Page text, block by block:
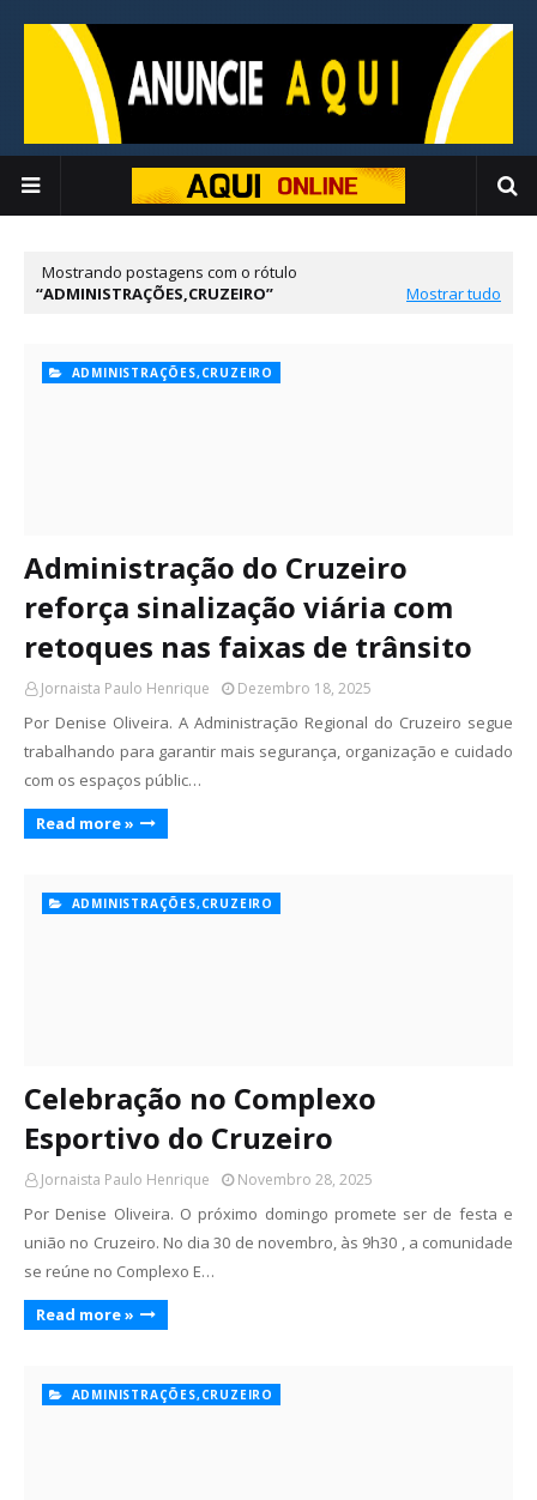
Mostrando postagens com o rótulo
ADMINISTRAÇÕES,CRUZEIRO
Mostrar tudo
ADMINISTRAÇÕES,CRUZEIRO
Administração do Cruzeiro
reforça sinalização viária com
retoques nas faixas de trânsito
Jornaista Paulo Henrique Dezembro 18, 2025
Por Denise Oliveira. A Administração Regional do Cruzeiro segue
trabalhando para garantir mais segurança, organização e cuidado
com os espaços públic…
Read more »
ADMINISTRAÇÕES,CRUZEIRO
Celebração no Complexo
Esportivo do Cruzeiro
Jornaista Paulo Henrique Novembro 28, 2025
Por Denise Oliveira. O próximo domingo promete ser de festa e
união no Cruzeiro. No dia 30 de novembro, às 9h30 , a comunidade
se reúne no Complexo E…
Read more »
ADMINISTRAÇÕES,CRUZEIRO